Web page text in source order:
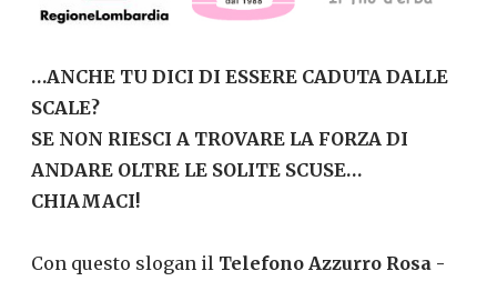
…ANCHE TU DICI DI ESSERE CADUTA DALLE
SCALE?
SE NON RIESCI A TROVARE LA FORZA DI
ANDARE OLTRE LE SOLITE SCUSE…
CHIAMACI!
Con questo slogan il Telefono Azzurro Rosa -